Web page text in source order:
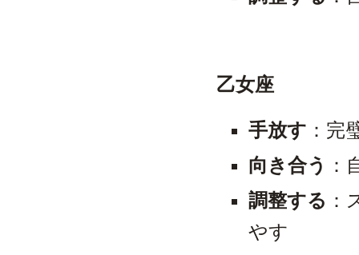
乙女座
手放す ：完
向き合う ：
調整する ：
やす